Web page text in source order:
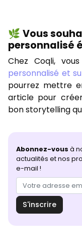
Abonnez-vous à
actualités et nos
e-mail !
S'inscrire
🌿 Vous
personnalisé
Chez Coqli,
personnalisé et
pourrez mettre
article pour
bon storytelling